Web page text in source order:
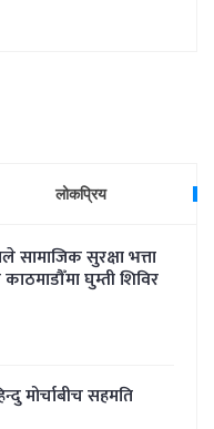
लोकप्रिय
सामाजिक सुरक्षा भत्ता
घुम्ती शिविर
मोर्चाबीच सहमति